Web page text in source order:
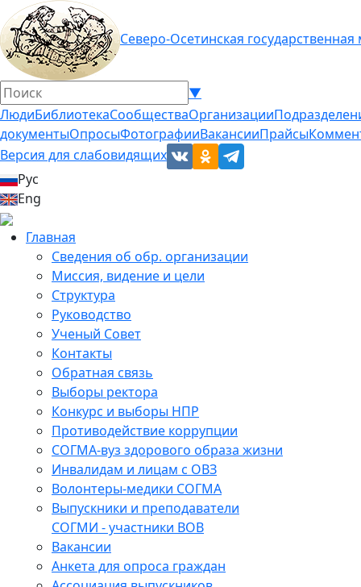
Северо-Осетинская
▼
ЛюдиБиблиотекаСообществаОрганизации
документыОпросыФотографииВакансииПрайсы
Версия для слабовидящих
Рус
Eng
Главная
Сведения об обр. организации
Миссия, видение и цели
Структура
Руководство
Ученый Совет
Контакты
Обратная связь
Выборы ректора
Конкурс и выборы НПР
Противодействие коррупции
СОГМА-вуз здорового образа жизни
Инвалидам и лицам с ОВЗ
Волонтеры-медики СОГМА
Выпускники и преподаватели
СОГМИ - участники ВОВ
Вакансии
Анкета для опроса граждан